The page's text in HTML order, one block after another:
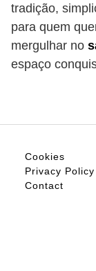
tradição,
para quem
mergulhar no
espaço
Cookies
Privacy Policy
Contact